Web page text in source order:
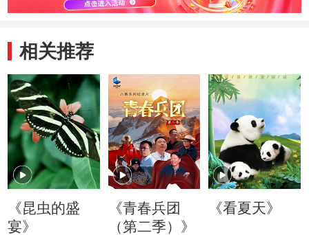
相关推荐
《昆虫的盛
宴》
《青春兵团
（第二季）》
《看夏天》